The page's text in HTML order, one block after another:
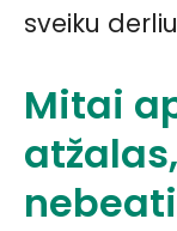
sveiku
Mitai